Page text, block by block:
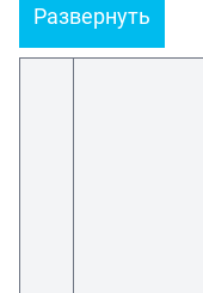
Развернуть